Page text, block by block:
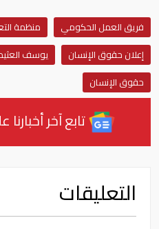
فريق العمل الحكومي منظمة
إعلان حقوق الإنسان
يوسف
حقوق الإنسان
تابع آخر
التعليقات